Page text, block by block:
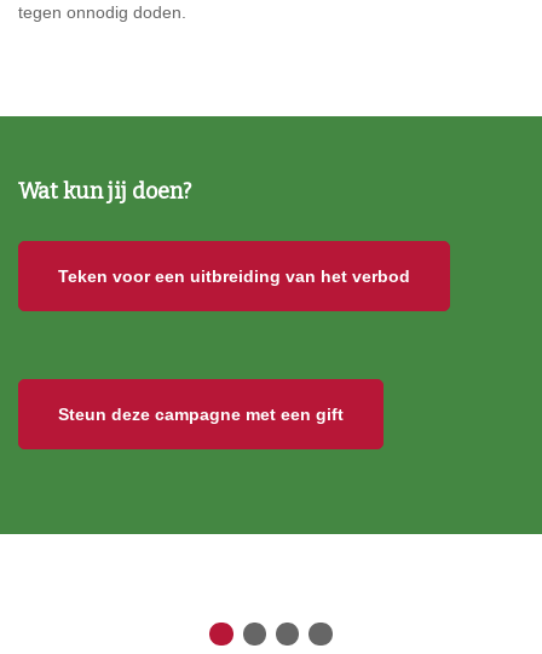
tegen onnodig doden.
Wat kun jij doen?
Teken voor een uitbreiding van het verbod
Steun deze campagne met een gift